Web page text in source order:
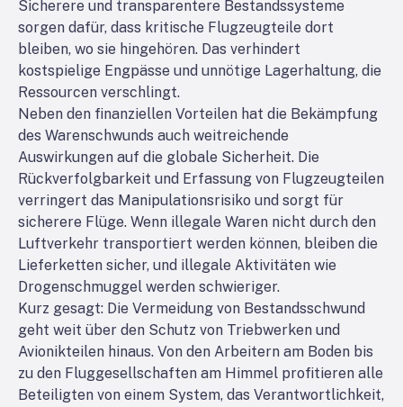
Sicherere und transparentere Bestandssysteme
sorgen dafür, dass kritische Flugzeugteile dort
bleiben, wo sie hingehören. Das verhindert
kostspielige Engpässe und unnötige Lagerhaltung, die
Ressourcen verschlingt.
Neben den finanziellen Vorteilen hat die Bekämpfung
des Warenschwunds auch weitreichende
Auswirkungen auf die globale Sicherheit. Die
Rückverfolgbarkeit und Erfassung von Flugzeugteilen
verringert das Manipulationsrisiko und sorgt für
sicherere Flüge. Wenn illegale Waren nicht durch den
Luftverkehr transportiert werden können, bleiben die
Lieferketten sicher, und illegale Aktivitäten wie
Drogenschmuggel werden schwieriger.
Kurz gesagt: Die Vermeidung von Bestandsschwund
geht weit über den Schutz von Triebwerken und
Avionikteilen hinaus. Von den Arbeitern am Boden bis
zu den Fluggesellschaften am Himmel profitieren alle
Beteiligten von einem System, das Verantwortlichkeit,